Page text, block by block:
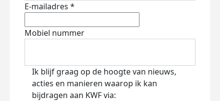
E-mailadres *
Mobiel nummer
Ik blijf graag op de hoogte van nieuws,
acties en manieren waarop ik kan
bijdragen aan KWF via: